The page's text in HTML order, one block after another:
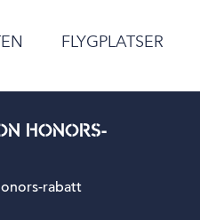
FLYGPLATSER
HONORS-
rabatt